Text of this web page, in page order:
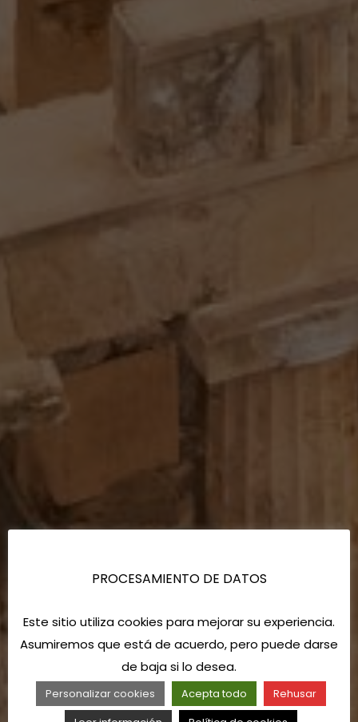
PROCESAMIENTO DE DATOS
Este sitio utiliza cookies para mejorar su experiencia.
Asumiremos que está de acuerdo, pero puede darse
de baja si lo desea.
Personalizar cookies Acepta todo
Rehusar